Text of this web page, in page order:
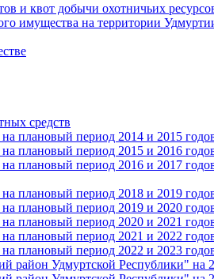
и квот добычи охотничьих
имущества на территории
средств
плановый период 2014 и 2015
плановый период 2015 и 2016
плановый период 2016 и 2017
плановый период 2018 и 2019
плановый период 2019 и 2020
плановый период 2020 и 2021
плановый период 2021 и 2022
плановый период 2022 и 2023
Удмуртской Республики" на